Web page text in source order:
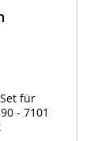
für
- 7101